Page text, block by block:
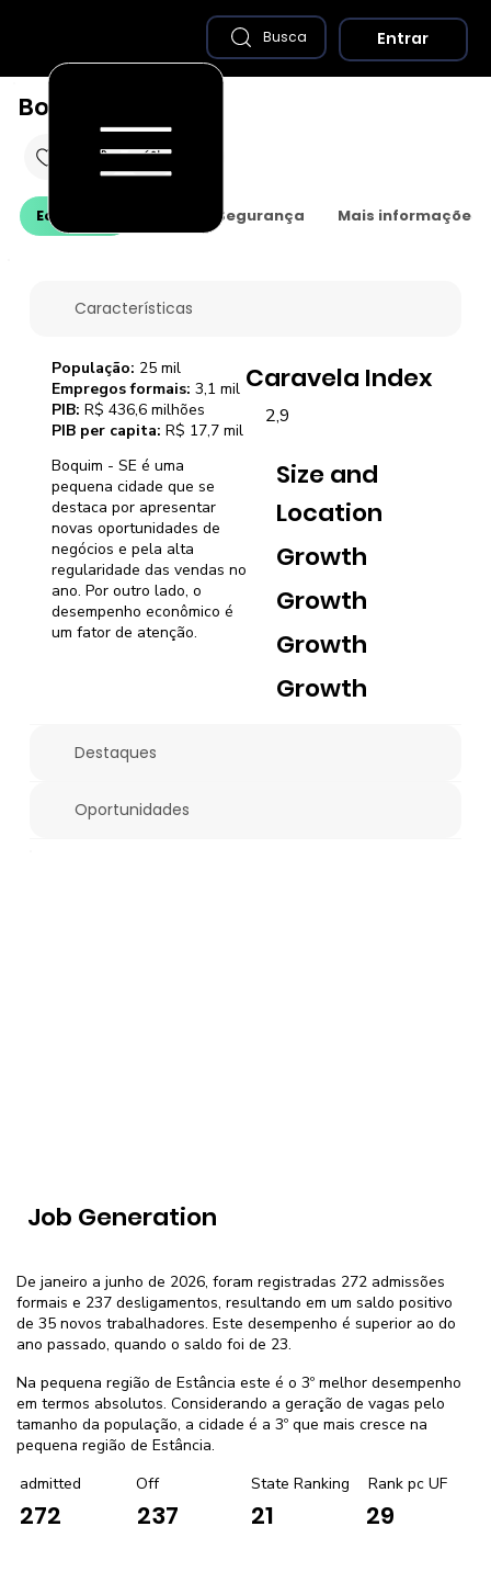
Características
Boquim - SE é uma
pequena cidade que se
destaca por apresentar
novas oportunidades de
negócios e pela alta
regularidade das vendas no
ano. Por outro lado, o
desempenho econômico é
um fator de atenção.
Caravela Index
2,9
Size and
Location
Growth
Growth
Growth
Growth
População: 25 mil
Empregos formais: 3,1 mil
PIB: R$ 436,6 milhões
PIB per capita: R$ 17,7 mil
Destaques
Oportunidades
Job Generation
De janeiro a junho de 2026, foram registradas 272 admissões
formais e 237 desligamentos, resultando em um saldo positivo
de 35 novos trabalhadores. Este desempenho é superior ao do
ano passado, quando o saldo foi de 23.
Na pequena região de Estância este é o 3º melhor desempenho
em termos absolutos. Considerando a geração de vagas pelo
tamanho da população, a cidade é a 3º que mais cresce na
pequena região de Estância.
admitted
272
Off
237
State Ranking
21
Rank pc UF
29
Economia Saúde e Segurança Mais informações
Boquim - SE
Busca Entrar